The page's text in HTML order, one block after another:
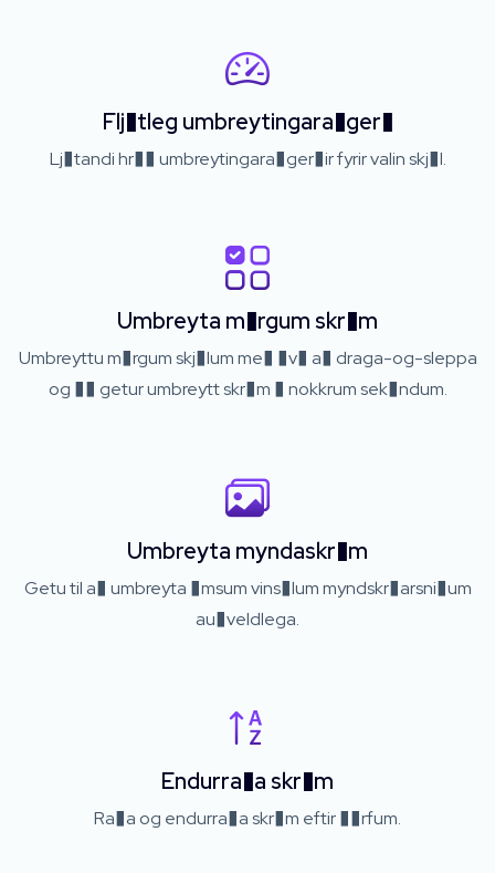
Flj�tleg umbreytingara�ger�
Lj�tandi hr�� umbreytingara�ger�ir fyrir valin skj�l.
Umbreyta m�rgum skr�m
Umbreyttu m�rgum skj�lum me� �v� a� draga-og-sleppa
og �� getur umbreytt skr�m � nokkrum sek�ndum.
Umbreyta myndaskr�m
Getu til a� umbreyta �msum vins�lum myndskr�arsni�um
au�veldlega.
Endurra�a skr�m
Ra�a og endurra�a skr�m eftir ��rfum.